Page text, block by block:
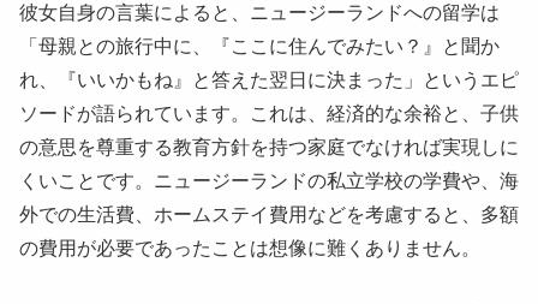
彼女自身の言葉によると、ニュージーランドへの留学は
「母親との旅行中に、『ここに住んでみたい？』と聞か
れ、『いいかもね』と答えた翌日に決まった」というエピ
ソードが語られています。これは、経済的な余裕と、子供
の意思を尊重する教育方針を持つ家庭でなければ実現しに
くいことです。ニュージーランドの私立学校の学費や、海
外での生活費、ホームステイ費用などを考慮すると、多額
の費用が必要であったことは想像に難くありません。